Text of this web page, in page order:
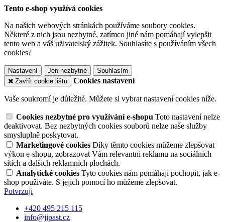
Tento e-shop využívá cookies
Na našich webových stránkách používáme soubory cookies.
Některé z nich jsou nezbytné, zatímco jiné nám pomáhají vylepšit
tento web a váš uživatelský zážitek. Souhlasíte s používáním všech
cookies?
Nastavení Jen nezbytné
Souhlasím
Zavřít cookie lištu
Cookies nastavení
Vaše soukromí je důležité. Můžete si vybrat nastavení cookies níže.
Cookies nezbytné pro využívání e-shopu Toto nastavení nelze
deaktivovat. Bez nezbytných cookies souborů nelze naše služby
smysluplně poskytovat.
Marketingové cookies Díky těmto cookies můžeme zlepšovat
výkon e-shopu, zobrazovat Vám relevantní reklamu na sociálních
sítích a dalších reklamních plochách.
Analytické cookies Tyto cookies nám pomáhají pochopit, jak e-
shop používáte. S jejich pomocí ho můžeme zlepšovat.
Potvrzuji
+420 495 215 115
info@jipast.cz